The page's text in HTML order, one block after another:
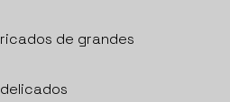
de grandes